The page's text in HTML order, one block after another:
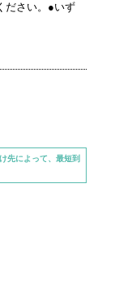
ださい。●いず
先によって、最短到